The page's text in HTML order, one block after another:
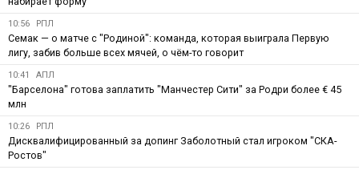
10:56 РПЛ
Семак — о матче с "Родиной": команда, которая выиграла Первую
лигу, забив больше всех мячей, о чём-то говорит
10:41 АПЛ
"Барселона" готова заплатить "Манчестер Сити" за Родри более € 45
млн
10:26 РПЛ
Дисквалифицированный за допинг Заболотный стал игроком "СКА-
Ростов"